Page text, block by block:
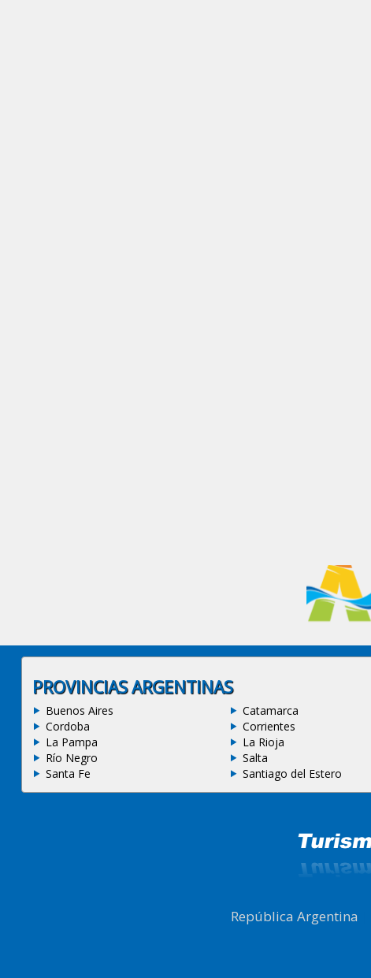
PROVINCIAS ARGENTINAS
Buenos Aires Catamarca
Cordoba
Corrientes
La Pampa
La Rioja
Río Negro
Salta
Santa Fe
Santiago del Estero
República Argentina